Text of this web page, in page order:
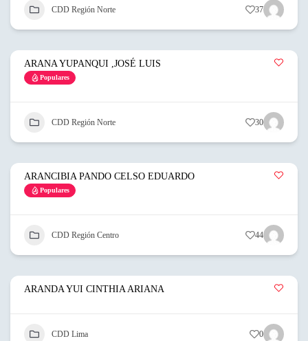
CDD Región Norte 37
ARANA YUPANQUI ,JOSÉ LUIS
Populares
CDD Región Norte 30
ARANCIBIA PANDO CELSO EDUARDO
Populares
CDD Región Centro 44
ARANDA YUI CINTHIA ARIANA
CDD Lima 0